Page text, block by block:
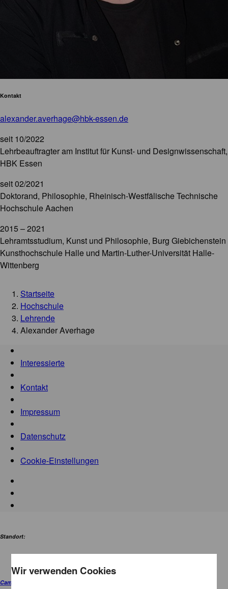
Kontakt
alexander.averhage@hbk-essen.de
seit 10/2022
Lehrbeauftragter am Institut für Kunst- und Designwissenschaft,
HBK Essen
seit 02/2021
Doktorand, Philosophie, Rheinisch-Westfälische Technische
Hochschule Aachen
2015 – 2021
Lehramtsstudium, Kunst und Philosophie, Burg Giebichenstein
Kunsthochschule Halle und Martin-Luther-Universität Halle-
Wittenberg
Startseite
Hochschule
Lehrende
Alexander Averhage
Interessierte
Kontakt
Impressum
Datenschutz
Cookie-Einstellungen
Standort:
Campus Essen City.Nord
Wir verwenden Cookies